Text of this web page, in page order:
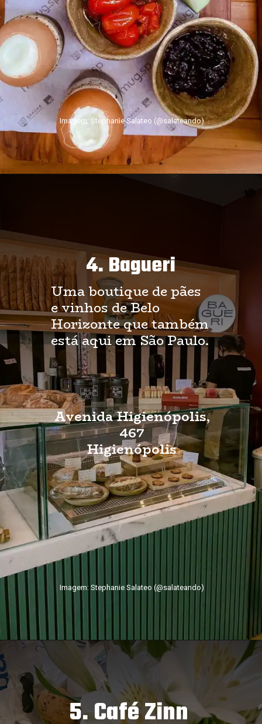
Imagem: Stephanie Salateo (@salateando)
4. Bagueri
Uma boutique de pães
e vinhos de Belo
Horizonte que também
está aqui em São Paulo.
Avenida Higienópolis,
467
Higienópolis
Imagem: Stephanie Salateo (@salateando)
5. Café Zinn